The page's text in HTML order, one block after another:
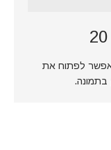
20. בכל רגע אפשר לפתוח את
בתמונה.